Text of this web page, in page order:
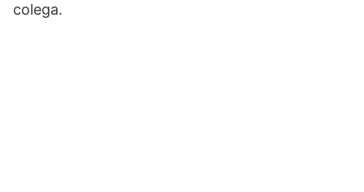
colega.